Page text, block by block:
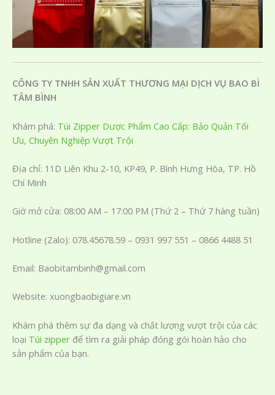
CÔNG TY TNHH SẢN XUẤT THƯƠNG MẠI DỊCH VỤ BAO BÌ
TÂM BÌNH
Khám phá: Túi Zipper Dược Phẩm Cao Cấp: Bảo Quản Tối
Ưu, Chuyên Nghiệp Vượt Trội
Địa chỉ: 11D Liên Khu 2-10, KP49, P. Bình Hưng Hòa, TP. Hồ
Chí Minh
Giờ mở cửa: 08:00 AM – 17:00 PM (Thứ 2 – Thứ 7 hàng tuần)
Hotline (Zalo): 078.45678.59 – 0931 997 551 – 0866 4488 51
Email: Baobitambinh@gmail.com
Website: xuongbaobigiare.vn
Khám phá thêm sự đa dạng và chất lượng vượt trội của các
loại Túi zipper để tìm ra giải pháp đóng gói hoàn hảo cho
sản phẩm của bạn.